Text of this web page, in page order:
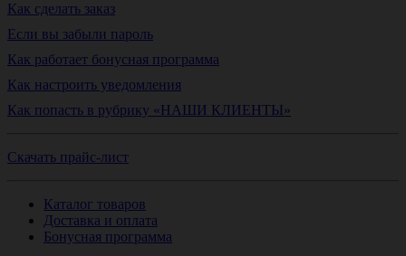
Как сделать заказ
Если вы забыли пароль
Как работает бонусная программа
Как настроить уведомления
Как попасть в рубрику «НАШИ КЛИЕНТЫ»
Скачать прайс-лист
Каталог товаров
Доставка и оплата
Бонусная программа